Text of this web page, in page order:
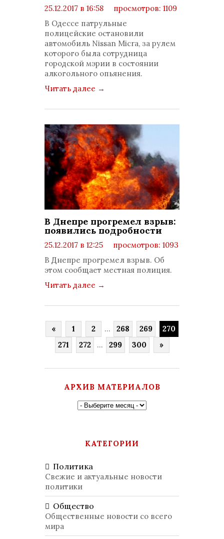
25.12.2017 в 16:58
просмотров: 1109
комментариев: 0
В Одессе патрульные
полицейские остановили
автомобиль Nissan Micra, за рулем
которого была сотрудница
городской мэрии в состоянии
алкогольного опьянения.
Читать далее →
В Днепре прогремел взрыв:
появились подробности
25.12.2017 в 12:25
просмотров: 1093
комментариев: 0
В Днепре прогремел взрыв. Об
этом сообщает местная полиция.
Читать далее →
« 1 2 ... 268 269
270
271
272 ... 299 300 »
АРХИВ МАТЕРИАЛОВ
КАТЕГОРИИ
Политика
Свежие и актуальные новости
политики
Общество
Общественные новости со всего
мира